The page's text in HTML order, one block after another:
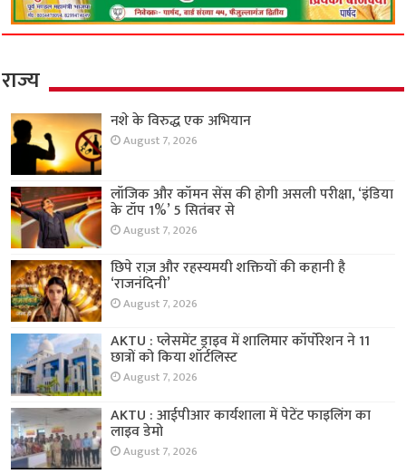
राज्य
नशे के विरुद्ध एक अभियान
August 7, 2026
लॉजिक और कॉमन सेंस की होगी असली परीक्षा, ‘इंडिया
के टॉप 1%’ 5 सितंबर से
August 7, 2026
छिपे राज़ और रहस्यमयी शक्तियों की कहानी है
‘राजनंदिनी’
August 7, 2026
AKTU : प्लेसमेंट ड्राइव में शालिमार कॉर्पोरेशन ने 11
छात्रों को किया शॉर्टलिस्ट
August 7, 2026
AKTU : आईपीआर कार्यशाला में पेटेंट फाइलिंग का
लाइव डेमो
August 7, 2026